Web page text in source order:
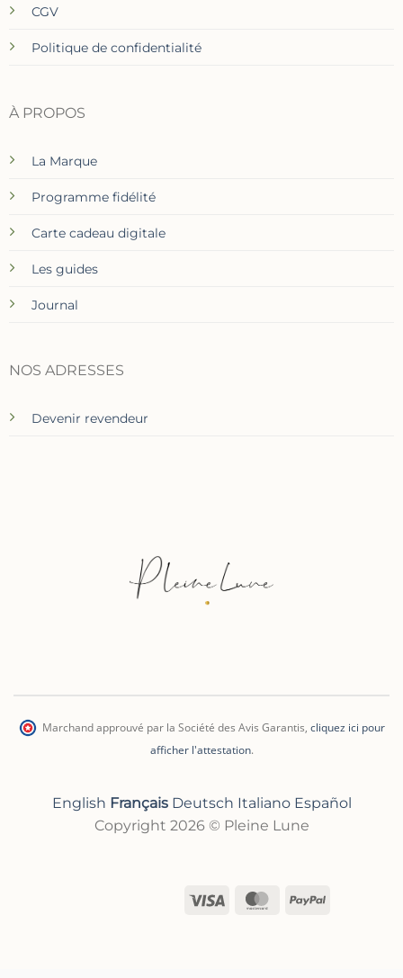
CGV
Politique de confidentialité
À PROPOS
La Marque
Programme fidélité
Carte cadeau digitale
Les guides
Journal
NOS ADRESSES
Devenir revendeur
Marchand approuvé par la Société des Avis Garantis, cliquez ici pour
afficher l'attestation.
English Français Deutsch Italiano Español
Copyright 2026 © Pleine Lune
Visa MasterCard
PayPal